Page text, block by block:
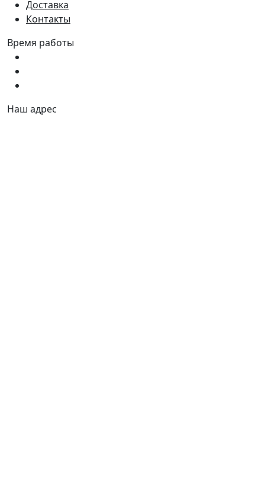
Доставка
Контакты
Время работы
Наш адрес